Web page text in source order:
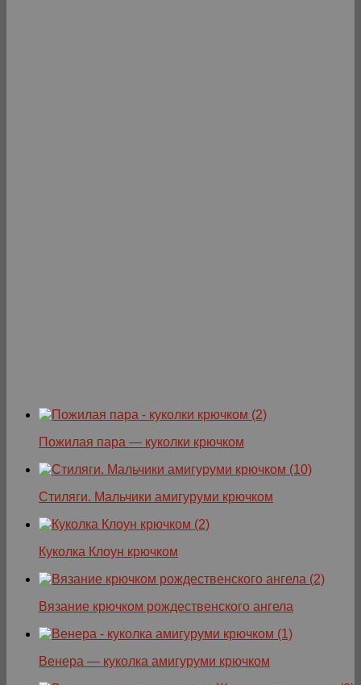
Пожилая пара — куколки крючком
Стиляги. Мальчики амигуруми крючком
Куколка Клоун крючком
Вязание крючком рождественского ангела
Венера — куколка амигуруми крючком